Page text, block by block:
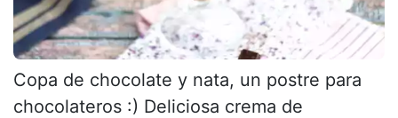
Copa de chocolate y nata, un postre para
chocolateros :) Deliciosa crema de